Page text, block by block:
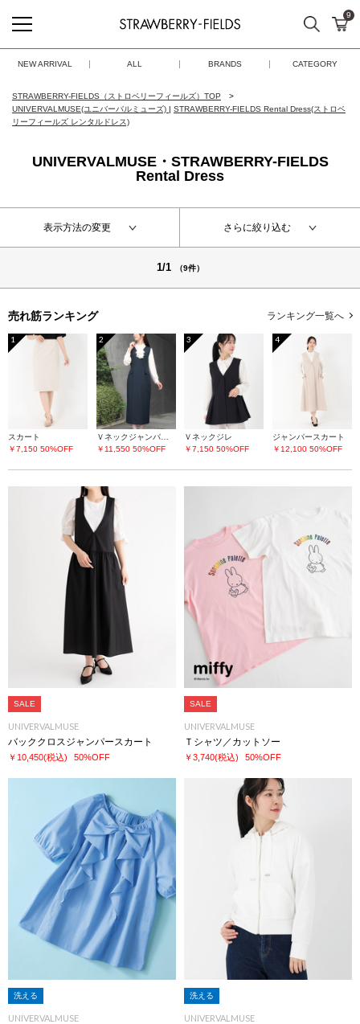
STRAWBERRY-FIELDS
検索 カ
9
NEW ARRIVAL ALL BRANDS CATEGORY
STRAWBERRY-FIELDS（ストロベリーフィールズ）TOP
UNIVERVALMUSE(ユニバーバルミューズ) | STRAWBERRY-FIELDS Rental Dress(ストロベ
リーフィールズ レンタルドレス)
UNIVERVALMUSE・STRAWBERRY-FIELDS
Rental Dress
表示方法の変更 さらに絞り込む
1/1 （9件）
売れ筋ランキング ランキング一覧へ
1
スカート
￥7,150 50%OFF
2
Ｖネックジャンパースカート
￥11,550 50%OFF
3
Ｖネックジレ
￥7,150 50%OFF
4
ジャンパースカート
￥12,100 50%OFF
SALE
UNIVERVALMUSE
バッククロスジャンパースカート
￥10,450(税込) 50%OFF
SALE
UNIVERVALMUSE
Ｔシャツ／カットソー
￥3,740(税込) 50%OFF
洗える
UNIVERVALMUSE
洗える
UNIVERVALMUSE